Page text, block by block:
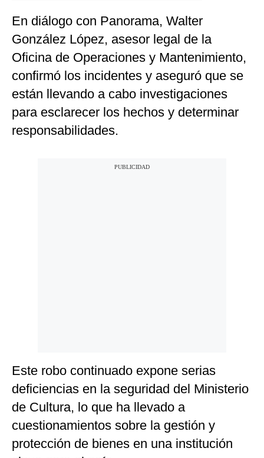
En diálogo con Panorama, Walter
González López, asesor legal de la
Oficina de Operaciones y Mantenimiento,
confirmó los incidentes y aseguró que se
están llevando a cabo investigaciones
para esclarecer los hechos y determinar
responsabilidades.
Este robo continuado expone serias
deficiencias en la seguridad del Ministerio
de Cultura, lo que ha llevado a
cuestionamientos sobre la gestión y
protección de bienes en una institución